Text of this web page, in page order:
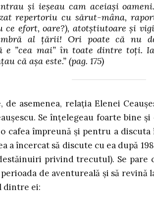
și ieșeau cam aceiași
repertoriu cu sărut-mâna,
ce efort, oare?), atotștiutoare și
al țării! Ori poate că nu
e ”cea mai” în toate dintre toți.
că așa este.” (pag. 175)
asemenea, relația Elenei
Se înțelegeau foarte bine
cafea împreună și pentru a
a încercat să discute cu ea după
privind trecutul). Se pare
de aventureală și să revină
dintre ei: